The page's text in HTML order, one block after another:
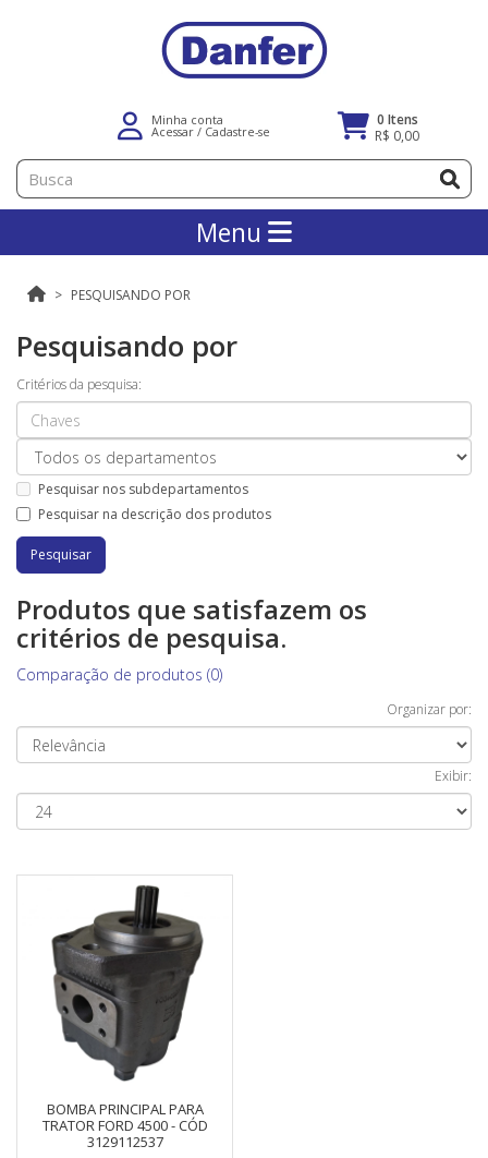
Minha conta
Acessar / Cadastre-se
0 Itens
R$ 0,00
Menu
PESQUISANDO POR
Pesquisando por
Critérios da pesquisa:
Pesquisar nos subdepartamentos
Pesquisar na descrição dos produtos
Produtos que satisfazem os
critérios de pesquisa.
Comparação de produtos (0)
Organizar por:
Exibir:
BOMBA PRINCIPAL PARA
TRATOR FORD 4500 - CÓD
3129112537